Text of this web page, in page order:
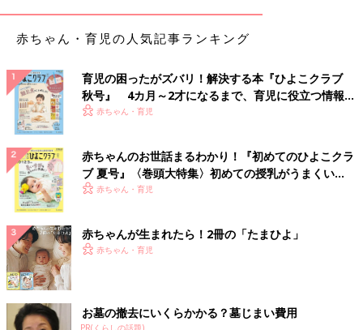
赤ちゃん・育児の人気記事ランキング
育児の困ったがズバリ！解決する本『ひよこクラブ
秋号』 4カ月～2才になるまで、育児に役立つ情報が
いっぱい！
赤ちゃん・育児
赤ちゃんのお世話まるわかり！『初めてのひよこクラ
ブ 夏号』〈巻頭大特集〉初めての授乳がうまくい
く！ おっぱい・ミルクの基本と夏のトラブル 解決テ
赤ちゃん・育児
赤ちゃんが生まれたら！2冊の「たまひよ」
赤ちゃん・育児
お墓の撤去にいくらかかる？墓じまい費用
PR(くらしの話題)